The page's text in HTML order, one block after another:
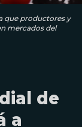
que productores y
mercados del
de
a